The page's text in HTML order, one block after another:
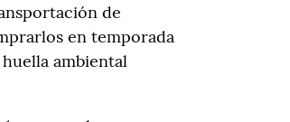
de
en temporada
ambiental